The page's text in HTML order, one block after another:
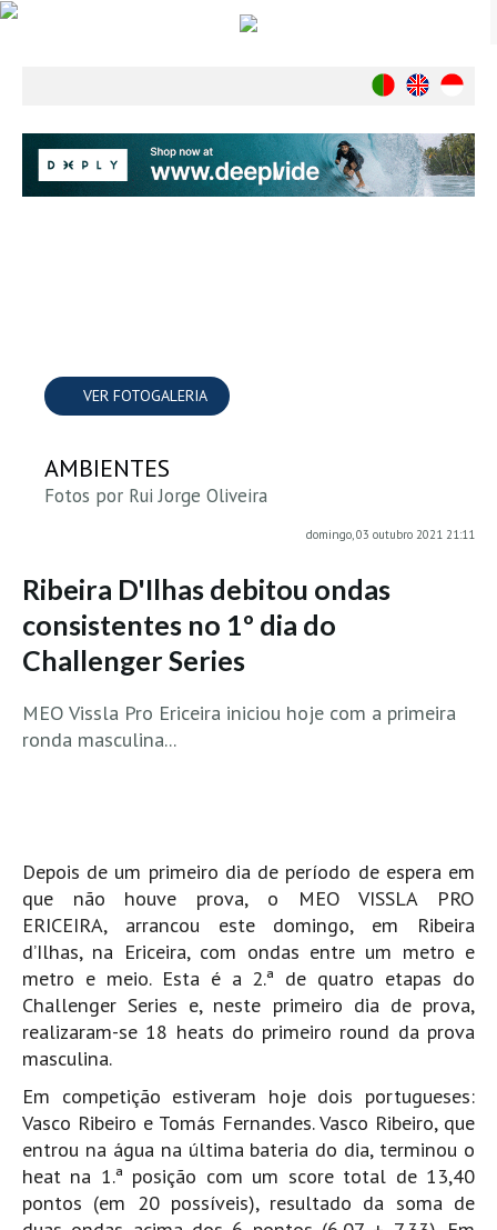
Ambiente
Exclusivos
Agenda de Eventos
Câmaras & Report
Vila Praia de Âncora HD
Viana do Castelo HD
Viana Pontão HD
GRANDE PORTO
Azurara HD
Praia de Árvore - Areal HD
Mindelo
Mindelo meia laranja HD
Pedras do Corgo - Melanina HD
Cabo do Mundo HD
Leça da Palmeira HD
Leça da Palmeira bar Oscar HD
Matosinhos HD
Matosinhos - Vagas Bar HD
VER FOTOGALERIA
AMBIENTES
Fotos por Rui Jorge Oliveira
domingo, 03 outubro 2021 21:11
Ribeira D'Ilhas debitou ondas
consistentes no 1º dia do
Challenger Series
MEO Vissla Pro Ericeira iniciou hoje com a primeira
ronda masculina...
Depois de um primeiro dia de período de espera em
que não houve prova, o MEO VISSLA PRO
ERICEIRA,arrancou este domingo, em Ribeira
d’Ilhas, na Ericeira, com ondas entre um metro e
metro e meio. Esta é a 2.ª de quatro etapas do
Challenger Series e, neste primeiro dia de prova,
realizaram-se 18 heats do primeiro round da prova
masculina.
Em competição estiveram hoje dois portugueses:
Vasco Ribeiro e Tomás Fernandes. Vasco Ribeiro, que
entrou na água na última bateria do dia, terminou o
heat na 1.ª posição com um score total de 13,40
pontos (em 20 possíveis), resultado da soma de